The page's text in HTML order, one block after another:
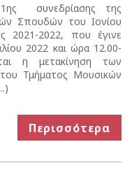
συνεδρίασης της
Σπουδών του Ιονίου
2021-2022, που έγινε
2022 και ώρα 12.00-
η μετακίνηση των
Τμήματος Μουσικών
Περισσότερα